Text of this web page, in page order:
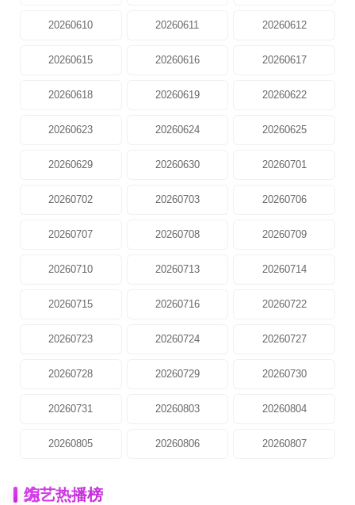
20260610 20260611 20260612
20260615 20260616 20260617
20260618 20260619 20260622
20260623 20260624 20260625
20260629 20260630 20260701
20260702 20260703 20260706
20260707 20260708 20260709
20260710 20260713 20260714
20260715 20260716 20260722
20260723 20260724 20260727
20260728 20260729 20260730
20260731 20260803 20260804
20260805 20260806 20260807
为
综艺热播榜